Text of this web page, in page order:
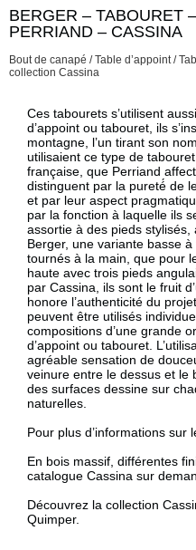
BERGER – TABOURET
PERRIAND – CASSINA
Bout de canapé / Table d’appoint /
collection Cassina
Description
Description
Ces tabourets s’utilisent
d’appoint ou tabouret, ils
montagne, l’un tirant son
utilisaient ce type de
française, que Perriand
distinguent par la pureté́ de
et par leur aspect
par la fonction à laquelle ils
assortie à des pieds
Berger, une variante basse
tournés à la main, que pour
haute avec trois pieds
par Cassina, ils sont le fruit
honore l’authenticité du
peuvent être utilisés
compositions d’une grande
d’appoint ou tabouret.
agréable sensation de
veinure entre le dessus et le
des surfaces dessine sur
naturelles.
Pour plus d’informations sur
En bois massif, différentes
catalogue Cassina sur
Découvrez la collection
Quimper.